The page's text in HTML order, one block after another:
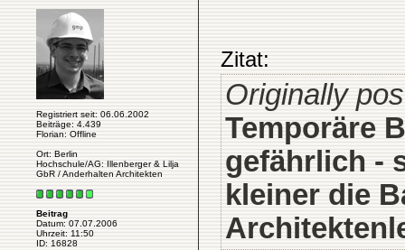
Registriert seit: 06.06.2002
Beiträge: 4.439
Florian: Offline
Ort: Berlin
Hochschule/AG: Illenberger & Lilja
GbR / Anderhalten Architekten
Beitrag
Datum: 07.07.2006
Uhrzeit: 11:50
ID: 16828
Zitat:
Originally
Temporäre
gefährlich -
kleiner die